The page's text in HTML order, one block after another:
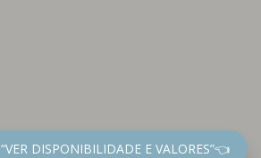
“VER DISPONIBILIDADE E VALORES”👈